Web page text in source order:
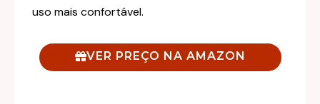
uso mais confortável.
VER PREÇO NA AMAZON